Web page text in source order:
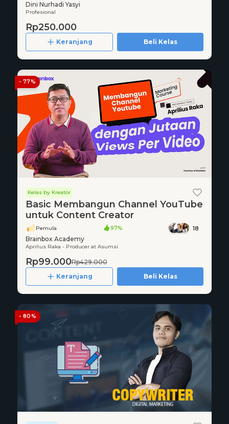
Dini Nurhadi Yasyi
Profesional
Rp250.000
Keranjang Beli Kelas
- 77%
Kelas by Kreator
Basic Membangun Channel YouTube
untuk Content Creator
Pemula 97% 18
Brainbox Academy
Aprilius Raka - Producer at Asumsi
Rp99.000Rp429.000
Keranjang
Beli Kelas
- 80%